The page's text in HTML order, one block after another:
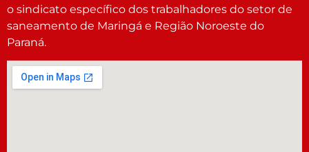
o sindicato específico dos trabalhadores do setor de
saneamento de Maringá e Região Noroeste do
Paraná.